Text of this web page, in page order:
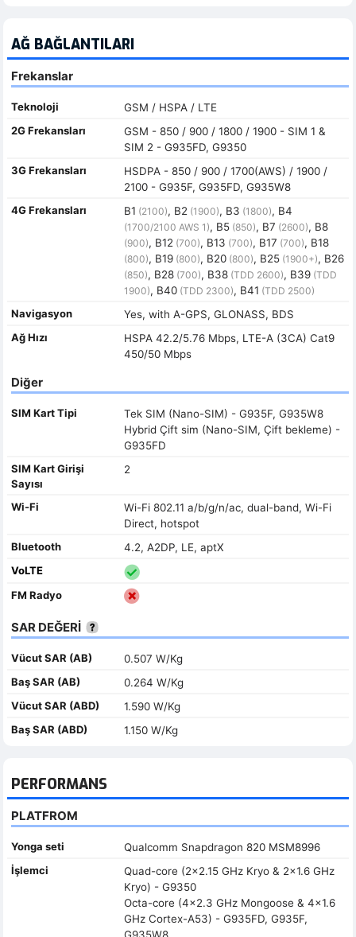
AĞ BAĞLANTILARI
Frekanslar
Teknoloji
GSM / HSPA / LTE
2G Frekansları
GSM - 850 / 900 / 1800 / 1900 - SIM 1 &
SIM 2 - G935FD, G9350
3G Frekansları
HSDPA - 850 / 900 / 1700(AWS) / 1900 /
2100 - G935F, G935FD, G935W8
4G Frekansları
B1 (2100), B2 (1900), B3 (1800), B4
(1700/2100 AWS 1), B5(850), B7 (2600), B8
(900), B12 (700), B13 (700), B17 (700), B18
(800), B19(800), B20(800), B25(1900+), B26
(850), B28(700), B38(TDD 2600), B39(TDD
1900), B40(TDD 2300), B41 (TDD 2500)
Navigasyon
Yes, with A-GPS, GLONASS, BDS
Ağ Hızı
HSPA 42.2/5.76 Mbps, LTE-A (3CA) Cat9
450/50 Mbps
Diğer
SIM Kart Tipi
Tek SIM (Nano-SIM) - G935F, G935W8
Hybrid Çift sim (Nano-SIM, Çift bekleme) -
G935FD
SIM Kart Girişi
Sayısı
2
Wi-Fi
Wi-Fi 802.11 a/b/g/n/ac, dual-band, Wi-Fi
Direct, hotspot
Bluetooth
4.2, A2DP, LE, aptX
VoLTE
FM Radyo
SAR DEĞERİ
Vücut SAR (AB)
0.507 W/Kg
Baş SAR (AB)
0.264 W/Kg
Vücut SAR (ABD)
1.590 W/Kg
Baş SAR (ABD)
1.150 W/Kg
PERFORMANS
PLATFROM
Yonga seti
Qualcomm Snapdragon 820 MSM8996
İşlemci
Quad-core (2x2.15 GHz Kryo & 2x1.6 GHz
Kryo) - G9350
Octa-core (4x2.3 GHz Mongoose & 4x1.6
GHz Cortex-A53) - G935FD, G935F,